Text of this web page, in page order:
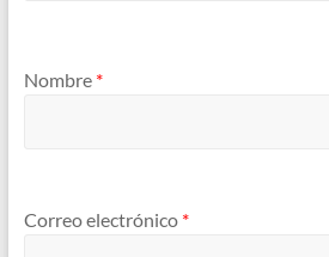
Nombre *
Correo electrónico *